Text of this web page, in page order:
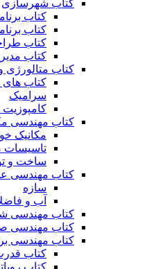
کتاب شهرسازی
کتاب
کتاب
کتاب
کتاب
کتاب متالورژی
کتاب
سرامیک
کتاب مهندسی
مکانیک
تاسیسات
ساخت و
کتاب مهندسی
سازه
آب و
کتاب مهندسی
کتاب مهندسی
کتاب مهندسی
کتاب
کتاب